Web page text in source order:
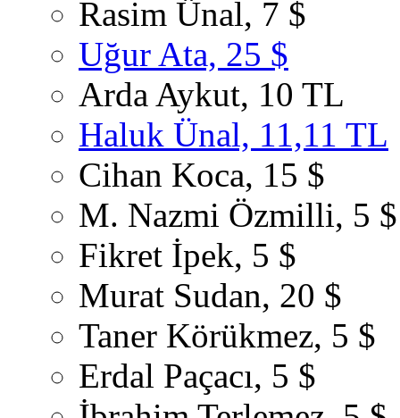
Rasim Ünal, 7 $
Uğur Ata, 25 $
Arda Aykut, 10 TL
Haluk Ünal, 11,11 TL
Cihan Koca, 15 $
M. Nazmi Özmilli, 5 $
Fikret İpek, 5 $
Murat Sudan, 20 $
Taner Körükmez, 5 $
Erdal Paçacı, 5 $